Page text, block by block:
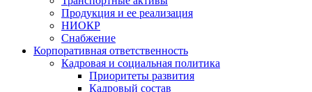
Продукция и ее реализация
НИОКР
Снабжение
Корпоративная ответственность
Кадровая и социальная политика
Приоритеты развития
Кадровый состав